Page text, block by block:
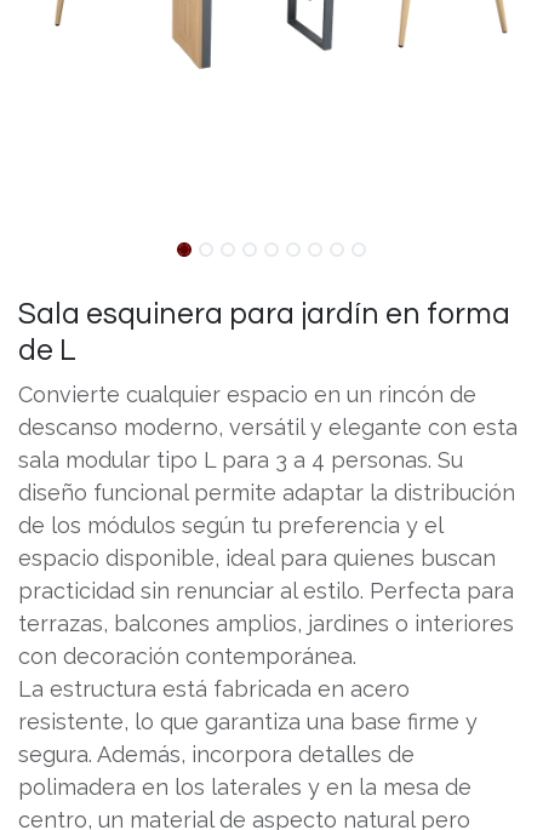
Sala esquinera para jardín en forma
de L
Convierte cualquier espacio en un rincón de
descanso moderno, versátil y elegante con esta
sala modular tipo L para 3 a 4 personas. Su
diseño funcional permite adaptar la distribución
de los módulos según tu preferencia y el
espacio disponible, ideal para quienes buscan
practicidad sin renunciar al estilo. Perfecta para
terrazas, balcones amplios, jardines o interiores
con decoración contemporánea.
La estructura está fabricada en acero
resistente, lo que garantiza una base firme y
segura. Además, incorpora detalles de
polimadera en los laterales y en la mesa de
centro, un material de aspecto natural pero